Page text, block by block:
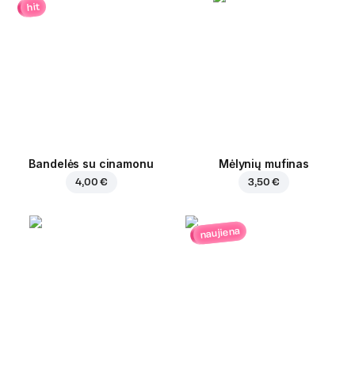
hit
Bandelės su cinamonu
4,00 €
Mėlynių mufinas
3,50 €
naujiena